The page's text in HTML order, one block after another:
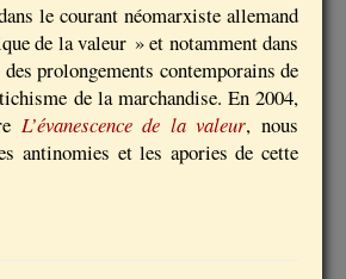
le courant néomarxiste allemand
de la valeur » et notamment dans
des prolongements contemporains de
de la marchandise. En 2004,
L’évanescence de la valeur, nous
antinomies et les apories de cette